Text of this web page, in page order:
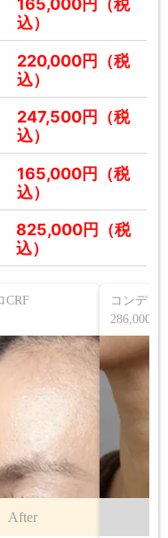
165,000円（税
込）
220,000円（税
込）
247,500円（税
込）
165,000円（税
込）
825,000円（税
込）
CRF
After
コンデン
286,000